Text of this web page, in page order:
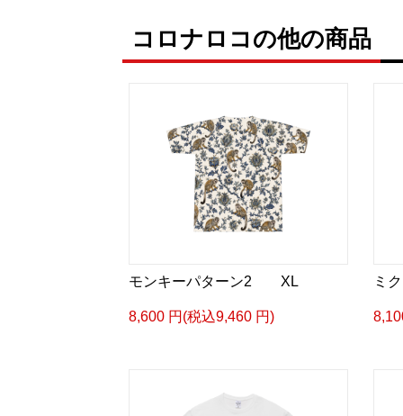
コロナロコの他の商品
モンキーパターン2 XL
8,600 円(税込9,460 円)
ミ